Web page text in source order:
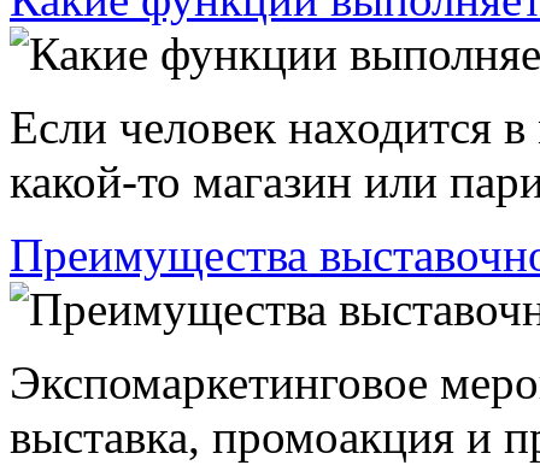
Если человек находится
какой-то магазин или
Преимущества
Экспомаркетинговое
выставка, промоакция и